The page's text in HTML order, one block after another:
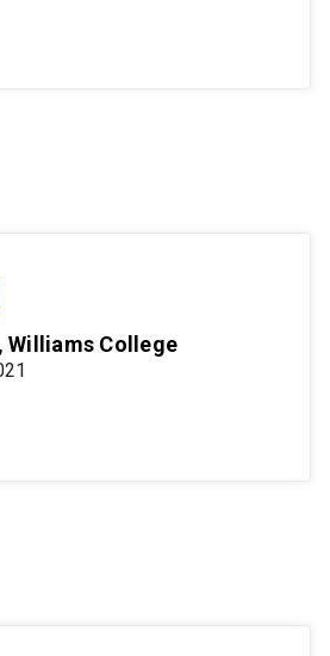
Williams College